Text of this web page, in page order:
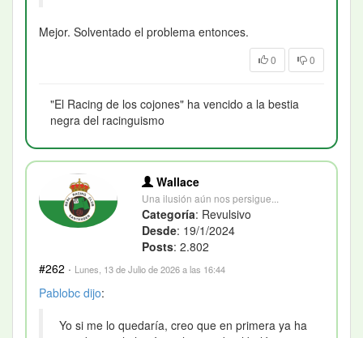
Mejor. Solventado el problema entonces.
0 0
"El Racing de los cojones" ha vencido a la bestia
negra del racinguismo
Wallace
Una ilusión aún nos persigue...
Categoría: Revulsivo
Desde: 19/1/2024
Posts: 2.802
#262 · Lunes, 13 de Julio de 2026 a las 16:44
Pablobc dijo:
Yo si me lo quedaría, creo que en primera ya ha